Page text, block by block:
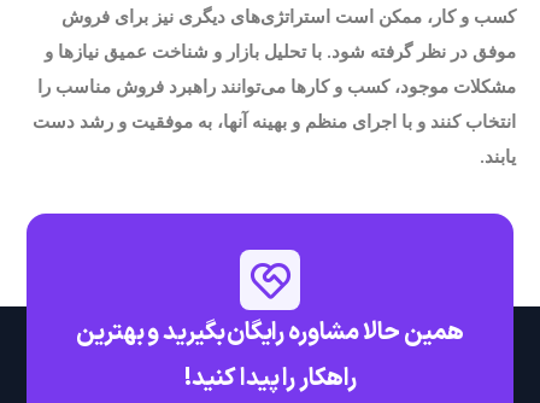
کسب و کار، ممکن است استراتژی‌های دیگری نیز برای فروش
موفق در نظر گرفته شود. با تحلیل بازار و شناخت عمیق نیازها و
مشکلات موجود، کسب و کارها می‌توانند راهبرد فروش مناسب را
انتخاب کنند و با اجرای منظم و بهینه آنها، به موفقیت و رشد دست
یابند.
همین حالا مشاوره رایگان بگیرید و بهترین
راهکار را پیدا کنید!